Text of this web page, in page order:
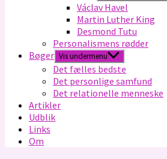
Václav Havel
Martin Luther King
Desmond Tutu
Personalismens rødder
Bøger Vis undermenu
Det fælles bedste
Det personlige samfund
Det relationelle menneske
Artikler
Udblik
Links
Om